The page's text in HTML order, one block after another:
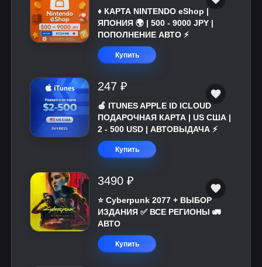
♦️ КАРТА NINTENDO eShop |
ЯПОНИЯ 🌍 | 500 - 9000 JPY |
ПОПОЛНЕНИЕ АВТО ⚡
Купить
247 ₽
🍎 ITUNES APPLE ID ICLOUD
ПОДАРОЧНАЯ КАРТА | US США |
2 - 500 USD | АВТОВЫДАЧА ⚡️
Купить
3490 ₽
⭐ Cyberpunk 2077 + ВЫБОР
ИЗДАНИЯ ✅ ВСЕ РЕГИОНЫ 🚛
АВТО
Купить